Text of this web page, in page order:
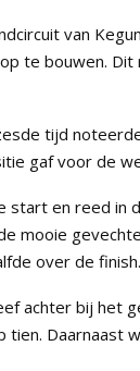
van
te bouwen.
tijd
gaf voor de
start en reed in
mooie
over de finish.
achter bij het
Daarnaast